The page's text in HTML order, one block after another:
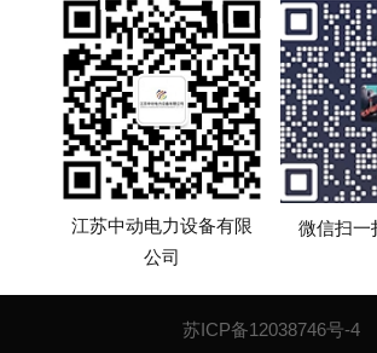
江苏中动电力设备有限
公司
微信扫一
苏ICP备12038746号-4